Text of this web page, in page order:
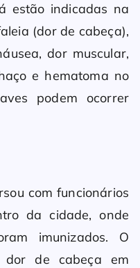
estão indicadas na
(dor de cabeça),
dor muscular,
e hematoma no
podem ocorrer
com funcionários
da cidade, onde
imunizados. O
de cabeça em